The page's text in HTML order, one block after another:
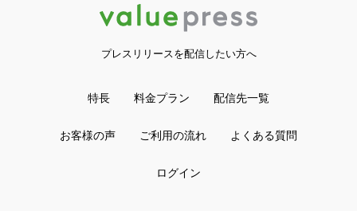
プレスリリースを配信したい方へ
特長 料金プラン 配信先一覧
お客様の声 ご利用の流れ よくある質問
ログイン